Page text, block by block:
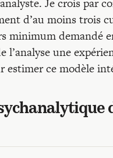
Je crois par
d’au moins trois
minimum demandé
l’analyse une
estimer ce modèle